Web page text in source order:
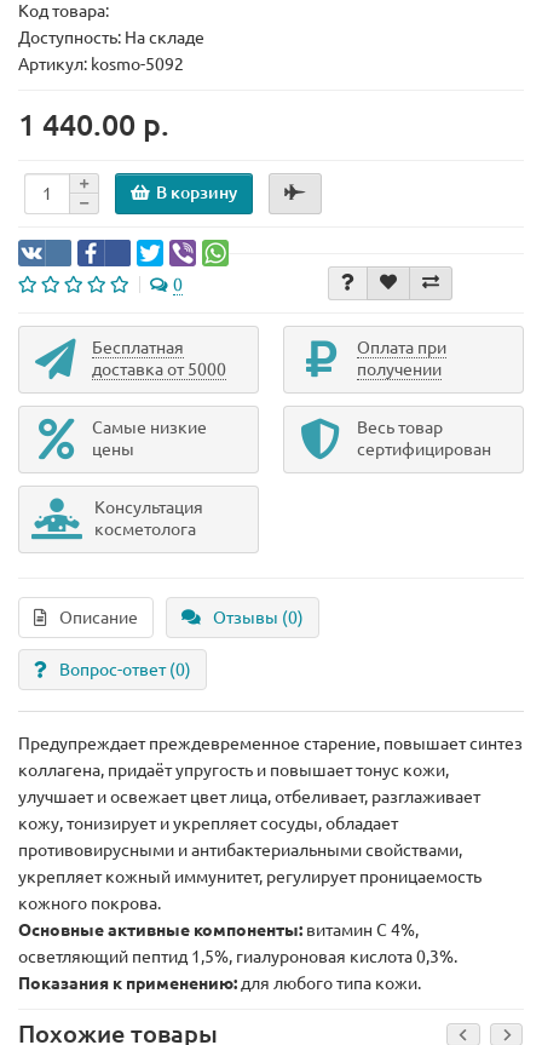
Код товара:
Доступность: На складе
Артикул: kosmo-5092
1 440.00 р.
В корзину
0
Бесплатная
доставка от 5000
Оплата при
получении
Самые низкие
цены
Весь товар
сертифицирован
Консультация
косметолога
Описание Отзывы (0)
Вопрос-ответ(0)
Предупреждает преждевременное старение, повышает синтез
коллагена, придаёт упругость и повышает тонус кожи,
улучшает и освежает цвет лица, отбеливает, разглаживает
кожу, тонизирует и укрепляет сосуды, обладает
противовирусными и антибактериальными свойствами,
укрепляет кожный иммунитет, регулирует проницаемость
кожного покрова.
Основные активные компоненты: витамин С 4%,
осветляющий пептид 1,5%, гиалуроновая кислота 0,3%.
Показания к применению:для любого типа кожи.
Похожие товары